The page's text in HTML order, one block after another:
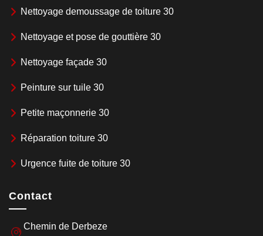
Nettoyage demoussage de toiture 30
Nettoyage et pose de gouttière 30
Nettoyage façade 30
Peinture sur tuile 30
Petite maçonnerie 30
Réparation toiture 30
Urgence fuite de toiture 30
Contact
Chemin de Derbeze